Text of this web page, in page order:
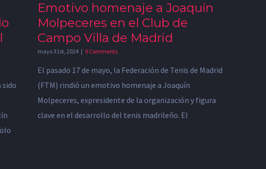
sido
Emotivo homenaje a Joaquín
Molpeceres en el Club de
Campo Villa de Madrid
mayo 31st, 2024 | 0 Comments
El pasado 17 de mayo, la Federación de Tenis de Madrid
(FTM) rindió un emotivo homenaje a Joaquín
Molpeceres, expresidente de la organización y figura
clave en el desarrollo del tenis madrileño. El